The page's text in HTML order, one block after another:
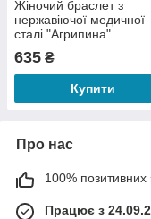
Жіночий браслет з
нержавіючої медичної
сталі "Агрипина"
635 ₴
Купити
Про нас
100% позитивних
Працює з